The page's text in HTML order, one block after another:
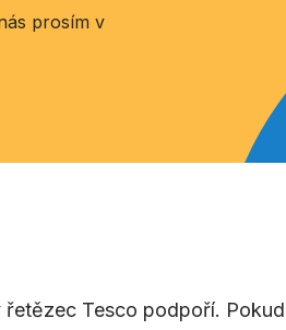
prosím v
Tesco podpoří.